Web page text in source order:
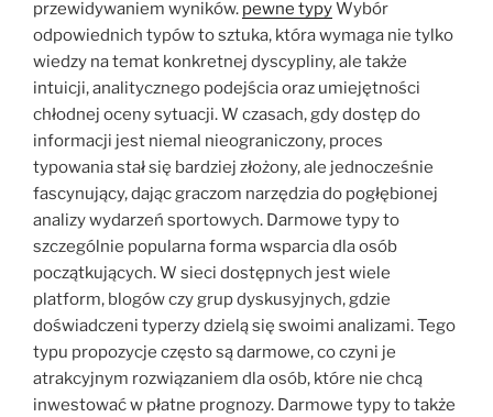
przewidywaniem wyników. pewne typyWybór
odpowiednich typów to sztuka, która wymaga nie tylko
wiedzy na temat konkretnej dyscypliny, ale także
intuicji, analitycznego podejścia oraz umiejętności
chłodnej oceny sytuacji. W czasach, gdy dostęp do
informacji jest niemal nieograniczony, proces
typowania stał się bardziej złożony, ale jednocześnie
fascynujący, dając graczom narzędzia do pogłębionej
analizy wydarzeń sportowych. Darmowe typy to
szczególnie popularna forma wsparcia dla osób
początkujących. W sieci dostępnych jest wiele
platform, blogów czy grup dyskusyjnych, gdzie
doświadczeni typerzy dzielą się swoimi analizami. Tego
typu propozycje często są darmowe, co czyni je
atrakcyjnym rozwiązaniem dla osób, które nie chcą
inwestować w płatne prognozy. Darmowe typy to także